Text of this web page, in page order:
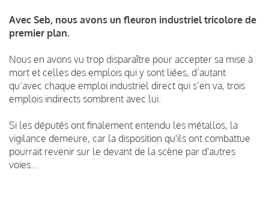
Avec Seb, nous avons un fleuron industriel tricolore de
premier plan.
Nous en avons vu trop disparaître pour accepter sa mise à
mort et celles des emplois qui y sont liées, d’autant
qu’avec chaque emploi industriel direct qui s’en va, trois
emplois indirects sombrent avec lui.
Si les députés ont finalement entendu les métallos, la
vigilance demeure, car la disposition qu'ils ont combattue
pourrait revenir sur le devant de la scène par d'autres
voies...